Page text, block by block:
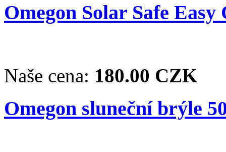
Omegon Solar Safe
Naše cena: 180.00 CZK
Omegon sluneční brýle